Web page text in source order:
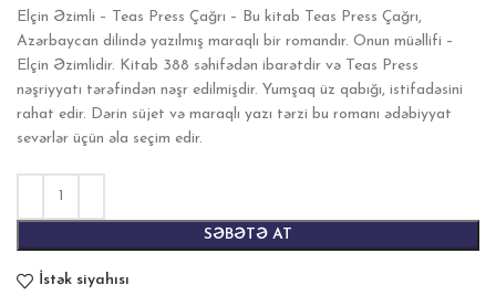
Elçin Əzimli – Teas Press Çağrı – Bu kitab Teas Press Çağrı,
Azərbaycan dilində yazılmış maraqlı bir romandır. Onun müəllifi –
Elçin Əzimlidir. Kitab 388 səhifədən ibarətdir və Teas Press
nəşriyyatı tərəfindən nəşr edilmişdir. Yumşaq üz qabığı, istifadəsini
rahat edir. Dərin süjet və maraqlı yazı tərzi bu romanı ədəbiyyat
sevərlər üçün əla seçim edir.
SƏBƏTƏ AT
İstək siyahısı